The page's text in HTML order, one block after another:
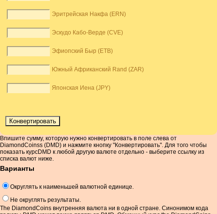
Эритрейская Накфа (ERN)
Эскудо Кабо-Верде (CVE)
Эфиопский Быр (ETB)
Южный Африканский Rand (ZAR)
Японская Иена (JPY)
Впишите сумму, которую нужно конвертировать в поле слева от
DiamondCoinss (DMD) и нажмите кнопку "Конвертировать". Для того чтобы
показать курсDMD к любой другую валюте отдельно - выберите ссылку из
списка валют ниже.
Варианты
Округлять к наименьшей валютной единице.
Не округлять результаты.
The DiamondCoins внутренняя валюта ни в одной стране. Синонимом кода